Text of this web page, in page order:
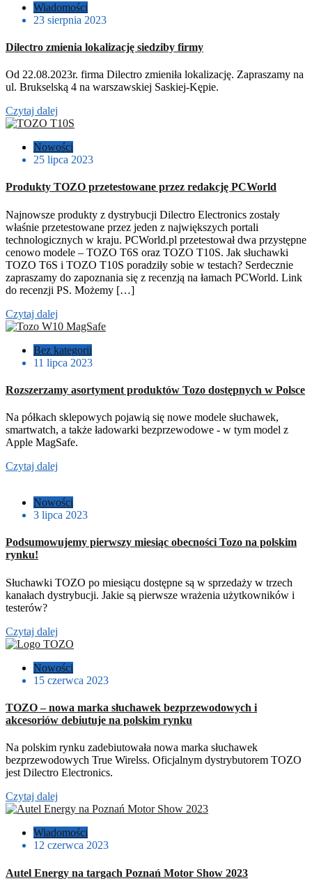
Wiadomości
23 sierpnia 2023
Dilectro zmienia lokalizację siedziby firmy
Od 22.08.2023r. firma Dilectro zmieniła lokalizację. Zapraszamy na
ul. Brukselską 4 na warszawskiej Saskiej-Kępie.
Czytaj dalej
Nowości
25 lipca 2023
Produkty TOZO przetestowane przez redakcję PCWorld
Najnowsze produkty z dystrybucji Dilectro Electronics zostały
właśnie przetestowane przez jeden z największych portali
technologicznych w kraju. PCWorld.pl przetestował dwa przystępne
cenowo modele – TOZO T6S oraz TOZO T10S. Jak słuchawki
TOZO T6S i TOZO T10S poradziły sobie w testach? Serdecznie
zapraszamy do zapoznania się z recenzją na łamach PCWorld. Link
do recenzji PS. Możemy […]
Czytaj dalej
Bez kategorii
11 lipca 2023
Rozszerzamy asortyment produktów Tozo dostępnych w Polsce
Na półkach sklepowych pojawią się nowe modele słuchawek,
smartwatch, a także ładowarki bezprzewodowe - w tym model z
Apple MagSafe.
Czytaj dalej
Nowości
3 lipca 2023
Podsumowujemy pierwszy miesiąc obecności Tozo na polskim
rynku!
Słuchawki TOZO po miesiącu dostępne są w sprzedaży w trzech
kanałach dystrybucji. Jakie są pierwsze wrażenia użytkowników i
testerów?
Czytaj dalej
Nowości
15 czerwca 2023
TOZO – nowa marka słuchawek bezprzewodowych i
akcesoriów debiutuje na polskim rynku
Na polskim rynku zadebiutowała nowa marka słuchawek
bezprzewodowych True Wirelss. Oficjalnym dystrybutorem TOZO
jest Dilectro Electronics.
Czytaj dalej
Wiadomości
12 czerwca 2023
Autel Energy na targach Poznań Motor Show 2023